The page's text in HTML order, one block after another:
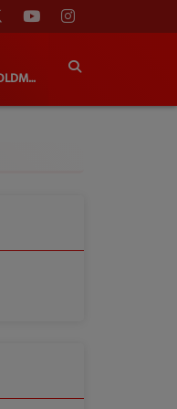
JEAN JACQUES GOLDMAN